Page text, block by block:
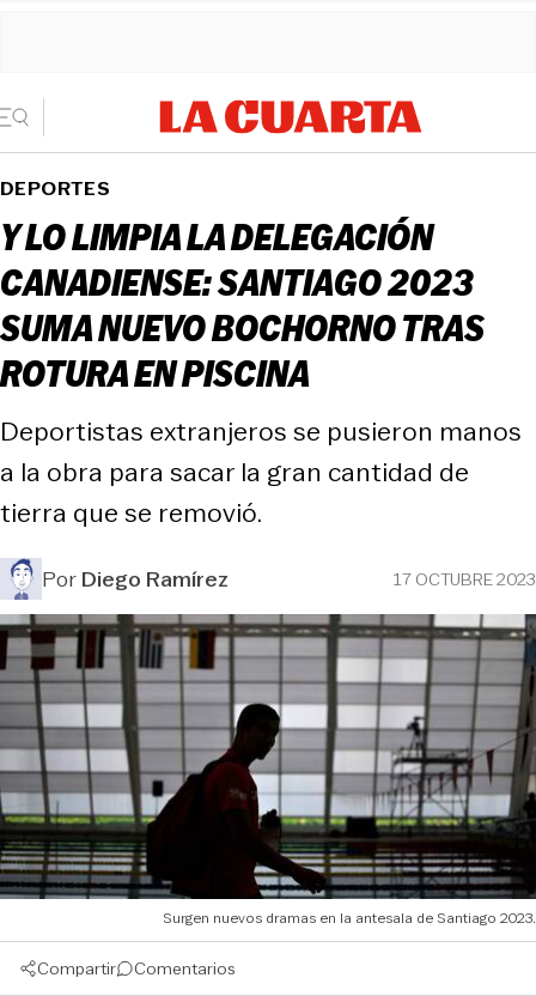
DEPORTES
Y LO LIMPIA LA DELEGACIÓN
CANADIENSE: SANTIAGO 2023
SUMA NUEVO BOCHORNO TRAS
ROTURA EN PISCINA
Deportistas extranjeros se pusieron manos
a la obra para sacar la gran cantidad de
tierra que se removió.
PorDiego Ramírez 17 OCTUBRE 2023
Surgen nuevos dramas en la antesala de Santiago 2023.
Compartir Comentarios